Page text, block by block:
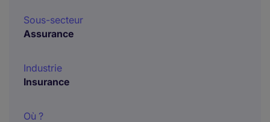
Sous-secteur
Assurance
Industrie
Insurance
Où ?